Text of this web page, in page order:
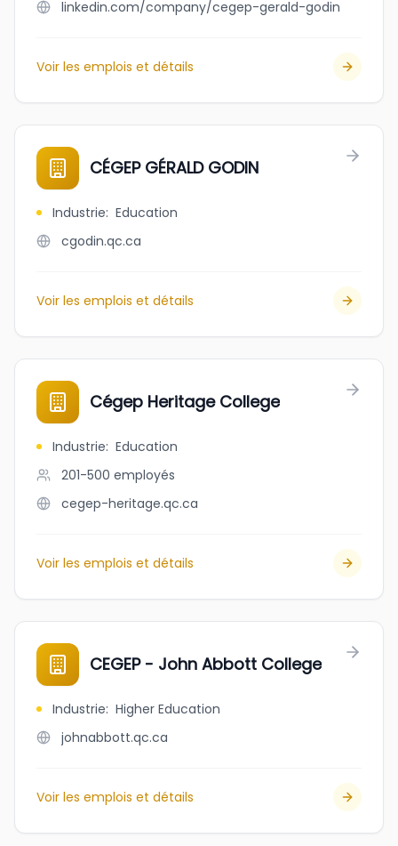
linkedin.com/company/cegep-gerald-godin
Voir les emplois et détails
CÉGEP GÉRALD GODIN
Industrie: Education
cgodin.qc.ca
Voir les emplois et détails
Cégep Heritage College
Industrie: Education
201-500 employés
cegep-heritage.qc.ca
Voir les emplois et détails
CEGEP - John Abbott College
Industrie: Higher Education
johnabbott.qc.ca
Voir les emplois et détails